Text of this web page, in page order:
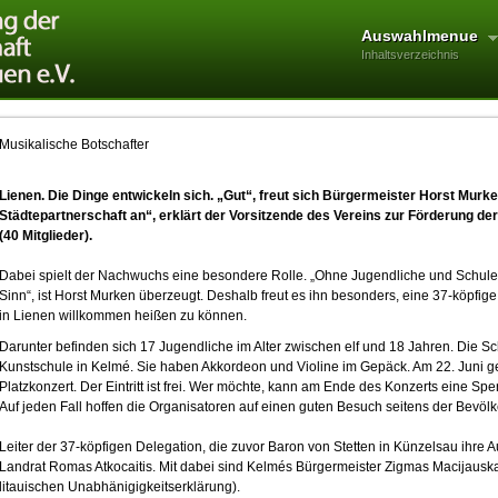
Auswahlmenue
Inhaltsverzeichnis
Musikalische Botschafter
Lienen. Die Dinge entwickeln sich. „Gut“, freut sich Bürgermeister Horst
Städtepartnerschaft an“, erklärt der Vorsitzende des Vereins zur Förderung
(40 Mitglieder).
Dabei spielt der Nachwuchs eine besondere Rolle. „Ohne Jugendliche und
Sinn“, ist Horst Murken überzeugt. Deshalb freut es ihn besonders, eine 37-
in Lienen willkommen heißen zu können.
Darunter befinden sich 17 Jugendliche im Alter zwischen elf und 18 Jahren. Die
Kunstschule in Kelmé. Sie haben Akkordeon und Violine im Gepäck. Am 22. Juni
Platzkonzert. Der Eintritt ist frei. Wer möchte, kann am Ende des Konzerts eine
Auf jeden Fall hoffen die Organisatoren auf einen guten Besuch seitens der
Leiter der 37-köpfigen Delegation, die zuvor Baron von Stetten in Künzelsau ihre
Landrat Romas Atkocaitis. Mit dabei sind Kelmés Bürgermeister Zigmas
litauischen Unabhänigigkeitserklärung).